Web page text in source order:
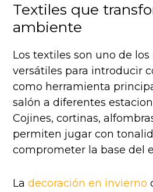
Textiles que
ambiente
Los textiles son uno de
versátiles para introducir
como herramienta
salón a diferentes
Cojines, cortinas,
permiten jugar con
comprometer la base del
Ladecoración en invierno